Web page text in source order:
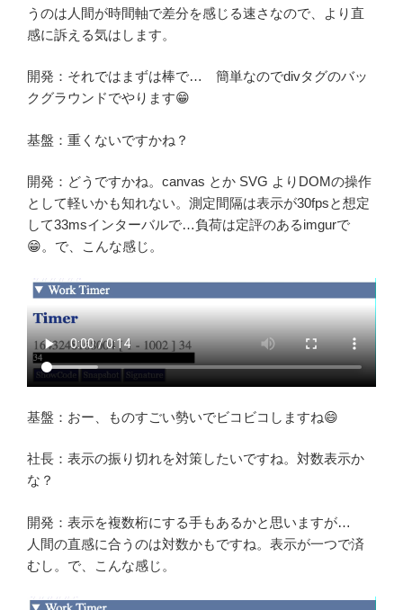
うのは人間が時間軸で差分を感じる速さなので、より直
感に訴える気はします。
開発：それではまずは棒で… 簡単なのでdivタグのバッ
クグラウンドでやります😁
基盤：重くないですかね？
開発：どうですかね。canvas とか SVG よりDOMの操作
として軽いかも知れない。測定間隔は表示が30fpsと想定
して33msインターバルで…負荷は定評のあるimgurで
😁。で、こんな感じ。
基盤：おー、ものすごい勢いでビコビコしますね😄
社長：表示の振り切れを対策したいですね。対数表示か
な？
開発：表示を複数桁にする手もあるかと思いますが…
人間の直感に合うのは対数かもですね。表示が一つで済
むし。で、こんな感じ。